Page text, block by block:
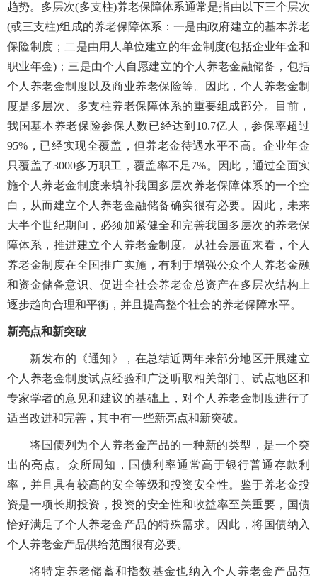
趋势。多层次(多支柱)养老保障体系通常是指由以下三个层次
(或三支柱)组成的养老保障体系：一是由政府建立的基本养老
保险制度；二是由用人单位建立的年金制度(包括企业年金和
职业年金) ；三是由个人自愿建立的个人养老金融储备，包括
个人养老金制度以及商业养老保险等。因此，个人养老金制
度是多层次、多支柱养老保障体系的重要组成部分。目前，
我国基本养老保险参保人数已经达到 10.7亿人，参保率超过
95% ，已经实现全覆盖，但养老金待遇水平不高。企业年金
只覆盖了3000多万职工，覆盖率不足7%。因此，通过全面实
施个人养老金制度来填补我国多层次养老保障体系的一个空
白，从而建立个人养老金融储备确实很有必要。因此，未来
大半个世纪期间，必须加紧健全和完善我国多层次的养老保
障体系，推进建立个人养老金制度。从社会层面来看，个人
养老金制度在全国推广实施，有利于增强公众个人养老金融
和资金储备意识、促进全社会养老金总资产在多层次结构上
逐步趋向合理和平衡，并且提高整个社会的养老保障水平。
新亮点和新突破
新发布的《通知》，在总结近两年来部分地区开展建立
个人养老金制度试点经验和广泛听取相关部门、试点地区和
专家学者的意见和建议的基础上，对个人养老金制度进行了
适当改进和完善，其中有一些新亮点和新突破。
将国债列为个人养老金产品的一种新的类型，是一个突
出的亮点。众所周知，国债利率通常高于银行普通存款利
率，并且具有较高的安全等级和投资安全性。鉴于养老金投
资是一项长期投资，投资的安全性和收益率至关重要，国债
恰好满足了个人养老金产品的特殊需求。因此，将国债纳入
个人养老金产品供给范围很有必要。
将特定养老储蓄和指数基金也纳入个人养老金产品范